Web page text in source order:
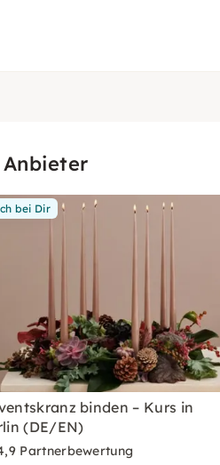
bei Dir
binden – Kurs in
(DE/EN)
Partnerbewertung